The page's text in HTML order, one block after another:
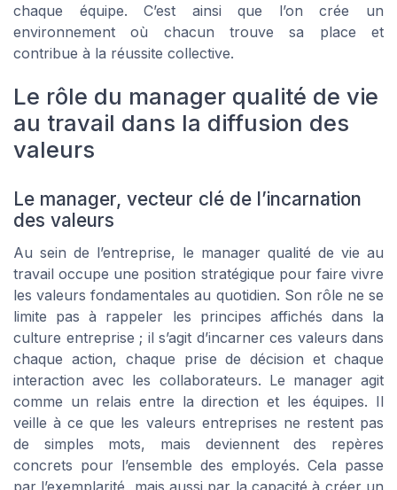
chaque équipe. C’est ainsi que l’on crée un
environnement où chacun trouve sa place et
contribue à la réussite collective.
Le rôle du manager qualité de vie
au travail dans la diffusion des
valeurs
Le manager, vecteur clé de l’incarnation
des valeurs
Au sein de l’entreprise, le manager qualité de vie au
travail occupe une position stratégique pour faire vivre
les valeurs fondamentales au quotidien. Son rôle ne se
limite pas à rappeler les principes affichés dans la
culture entreprise ; il s’agit d’incarner ces valeurs dans
chaque action, chaque prise de décision et chaque
interaction avec les collaborateurs. Le manager agit
comme un relais entre la direction et les équipes. Il
veille à ce que les valeurs entreprises ne restent pas
de simples mots, mais deviennent des repères
concrets pour l’ensemble des employés. Cela passe